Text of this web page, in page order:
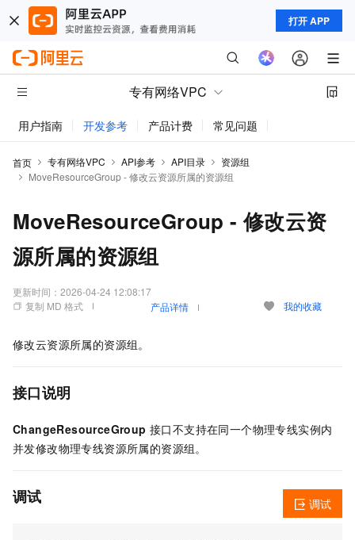
打开 APP
专有网络VPC
用户指南 开发参考 产品计费 常见问题
首页 专有网络VPC API参考 API目录
资源组
MoveResourceGroup - 修改云资源所属的资源组
MoveResourceGroup - 修改云资
源所属的资源组
更新时间： 2026-04-24 12:08:17
复制 MD 格式
产品详情 我的收藏
修改云资源所属的资源组。
接口说明
ChangeResourceGroup 接口不支持在同一个物理专线实例内
并发修改物理专线资源所属的资源组。
调试 调试